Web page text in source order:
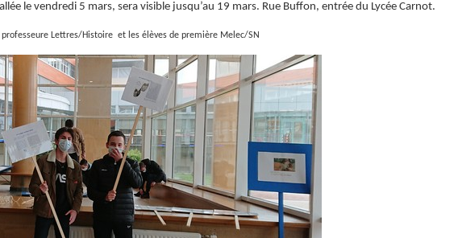
le vendredi 5 mars, sera visible jusqu’au 19 mars. Rue Buffon, entrée du Lycée Carnot.
professeure Lettres/Histoire et les élèves de première Melec/SN